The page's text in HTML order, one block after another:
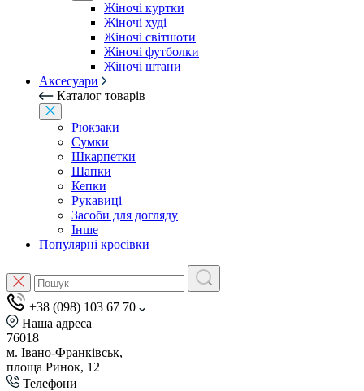
Жіночі куртки
Жіночі худі
Жіночі світшоти
Жіночі футболки
Жіночі штани
Аксесуари
Каталог товарів
Рюкзаки
Сумки
Шкарпетки
Шапки
Кепки
Рукавиці
Засоби для догляду
Інше
Популярні кросівки
+38 (098) 103 67 70
Наша адреса
76018
м. Івано-Франківськ,
площа Ринок, 12
Телефони